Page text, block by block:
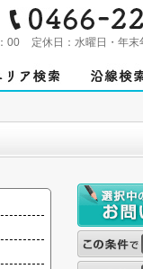
00 定休日： 水曜日・年末